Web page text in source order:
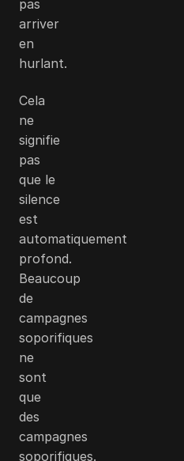
pas
arriver
en
hurlant.
Cela
ne
signifie
pas
que le
silence
est
automatiquement
profond.
Beaucoup
de
campagnes
soporifiques
ne
sont
que
des
campagnes
soporifiques.